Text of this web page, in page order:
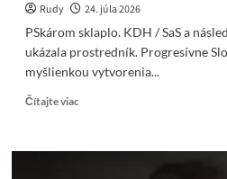
Rudy
24. júla 2026
PSkárom sklaplo. KDH / SaS a
ukázala prostredník. Progresívne
myšlienkou vytvorenia...
Čítajte viacRead
PSkárom